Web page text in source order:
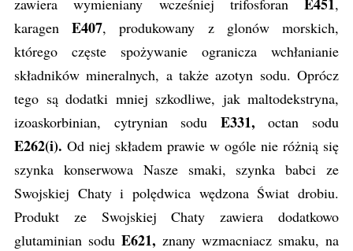
zawiera wymieniany wcześniej trifosforan
,
karagenE407,
produkowany z glonów morskich,
którego częste spożywanie ogranicza wchłanianie
składników mineralnych, a także azotyn sodu. Oprócz
tego są dodatki mniej szkodliwe, jak maltodekstryna,
izoaskorbinian, cytrynian sodu E331,octan sodu
E262(i). Od niej składem prawie w ogóle nie różnią się
szynka konserwowa Nasze smaki, szynka babci ze
Swojskiej Chaty i polędwica wędzona Świat drobiu.
Produkt ze Swojskiej Chaty zawiera dodatkowo
glutaminian sodu E621, znany wzmacniacz smaku, na